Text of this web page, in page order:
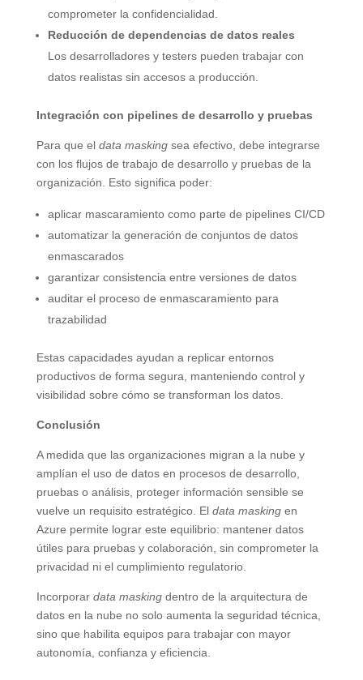
comprometer la confidencialidad.
Reducción de dependencias de datos reales
Los desarrolladores y testers pueden trabajar con
datos realistas sin accesos a producción.
Integración con pipelines de desarrollo y pruebas
Para que el data maskingsea efectivo, debe integrarse
con los flujos de trabajo de desarrollo y pruebas de la
organización. Esto significa poder:
aplicar mascaramiento como parte de pipelines CI/CD
automatizar la generación de conjuntos de datos
enmascarados
garantizar consistencia entre versiones de datos
auditar el proceso de enmascaramiento para
trazabilidad
Estas capacidades ayudan a replicar entornos
productivos de forma segura, manteniendo control y
visibilidad sobre cómo se transforman los datos.
Conclusión
A medida que las organizaciones migran a la nube y
amplían el uso de datos en procesos de desarrollo,
pruebas o análisis, proteger información sensible se
vuelve un requisito estratégico. El data maskingen
Azure permite lograr este equilibrio: mantener datos
útiles para pruebas y colaboración, sin comprometer la
privacidad ni el cumplimiento regulatorio.
Incorporar data maskingdentro de la arquitectura de
datos en la nube no solo aumenta la seguridad técnica,
sino que habilita equipos para trabajar con mayor
autonomía, confianza y eficiencia.